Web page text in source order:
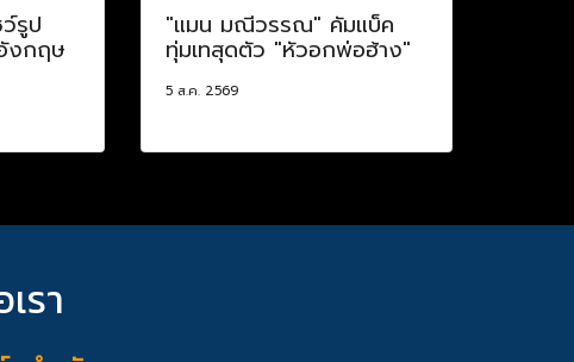
รูป
งกฤษ
"แมน มณีวรรณ" คัมแบ็ค
ทุ่มเทสุดตัว "หัวอกพ่อฮ้าง"
5 ส.ค. 2569
รา